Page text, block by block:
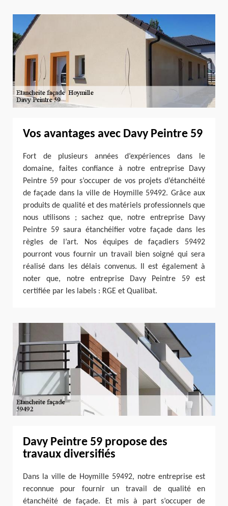
Vos avantages avec Davy Peintre 59
Fort de plusieurs années d’expériences dans le
domaine, faites confiance à notre entreprise Davy
Peintre 59 pour s’occuper de vos projets d’étanchéité
de façade dans la ville de Hoymille 59492. Grâce aux
produits de qualité et des matériels professionnels que
nous utilisons ; sachez que, notre entreprise Davy
Peintre 59 saura étanchéifier votre façade dans les
règles de l’art. Nos équipes de façadiers 59492
pourront vous fournir un travail bien soigné qui sera
réalisé dans les délais convenus. Il est également à
noter que, notre entreprise Davy Peintre 59 est
certifiée par les labels : RGE et Qualibat.
Davy Peintre 59 propose des
travaux diversifiés
Dans la ville de Hoymille 59492, notre entreprise est
reconnue pour fournir un travail de qualité en
étanchéité de façade. Et mis à part s’occuper de